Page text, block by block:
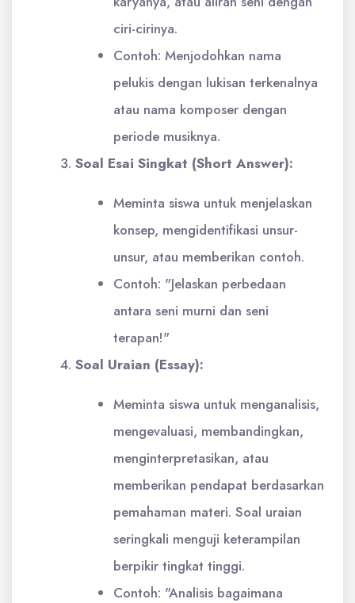
ciri-cirinya.
Contoh: Menjodohkan nama
pelukis dengan lukisan terkenalnya
atau nama komposer dengan
periode musiknya.
Soal Esai Singkat (Short Answer):
Meminta siswa untuk menjelaskan
konsep, mengidentifikasi unsur-
unsur, atau memberikan contoh.
Contoh: "Jelaskan perbedaan
antara seni murni dan seni
terapan!"
Soal Uraian (Essay):
Meminta siswa untuk menganalisis,
mengevaluasi, membandingkan,
menginterpretasikan, atau
memberikan pendapat berdasarkan
pemahaman materi. Soal uraian
seringkali menguji keterampilan
berpikir tingkat tinggi.
Contoh: "Analisis bagaimana